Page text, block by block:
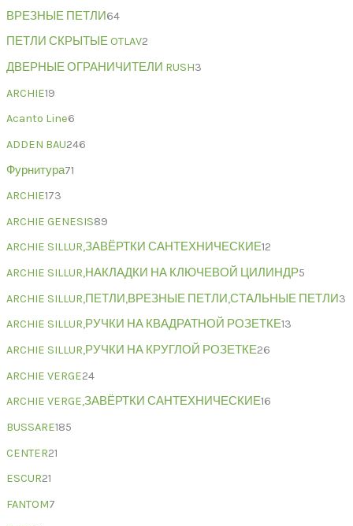
ВРЕЗНЫЕ ПЕТЛИ64
ПЕТЛИ СКРЫТЫЕ OTLAV2
ДВЕРНЫЕ ОГРАНИЧИТЕЛИ RUSH3
ARCHIE19
Acanto Line6
ADDEN BAU246
Фурнитура71
ARCHIE173
ARCHIE GENESIS89
ARCHIE SILLUR,ЗАВЁРТКИ САНТЕХНИЧЕСКИЕ12
ARCHIE SILLUR,НАКЛАДКИ НА КЛЮЧЕВОЙ ЦИЛИНДР5
ARCHIE SILLUR,ПЕТЛИ,ВРЕЗНЫЕ ПЕТЛИ,СТАЛЬНЫЕ ПЕТЛИ3
ARCHIE SILLUR,РУЧКИ НА КВАДРАТНОЙ РОЗЕТКЕ13
ARCHIE SILLUR,РУЧКИ НА КРУГЛОЙ РОЗЕТКЕ26
ARCHIE VERGE24
ARCHIE VERGE,ЗАВЁРТКИ САНТЕХНИЧЕСКИЕ16
BUSSARE185
CENTER21
ESCUR21
FANTOM7